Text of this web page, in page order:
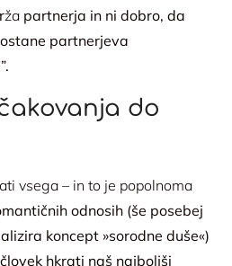
ža partnerja in ni dobro, da
partnerjeva
do
vsega – in to je popolnoma
odnosih (še posebej
koncept »sorodne duše«)
hkrati naš najboljši